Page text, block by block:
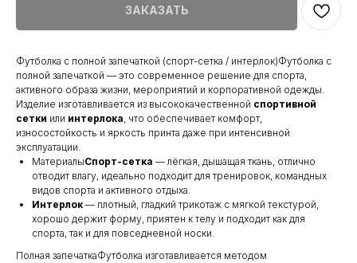
ЗАКАЗАТЬ
Футболка с полной запечаткой (спорт-сетка / интерлок)Футболка с
полной запечаткой — это современное решение для спорта,
активного образа жизни, мероприятий и корпоративной одежды.
Изделие изготавливается из высококачественной спортивной
сетки или интерлока, что обеспечивает комфорт,
износостойкость и яркость принта даже при интенсивной
эксплуатации.
МатериалыСпорт-сетка — лёгкая, дышащая ткань, отлично
отводит влагу, идеально подходит для тренировок, командных
видов спорта и активного отдыха.
Интерлок — плотный, гладкий трикотаж с мягкой текстурой,
хорошо держит форму, приятен к телу и подходит как для
спорта, так и для повседневной носки.
Полная запечаткаФутболка изготавливается методом